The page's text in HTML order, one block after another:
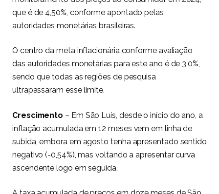
que é de 4,50%, conforme apontado pelas
autoridades monetárias brasileiras.
O centro da meta inflacionária conforme avaliação
das autoridades monetárias para este ano é de 3,0%,
sendo que todas as regiões de pesquisa
ultrapassaram esse limite.
Crescimento – Em São Luís, desde o início do ano, a
inflação acumulada em 12 meses vem em linha de
subida, embora em agosto tenha apresentado sentido
negativo (-0,54%), mas voltando a apresentar curva
ascendente logo em seguida.